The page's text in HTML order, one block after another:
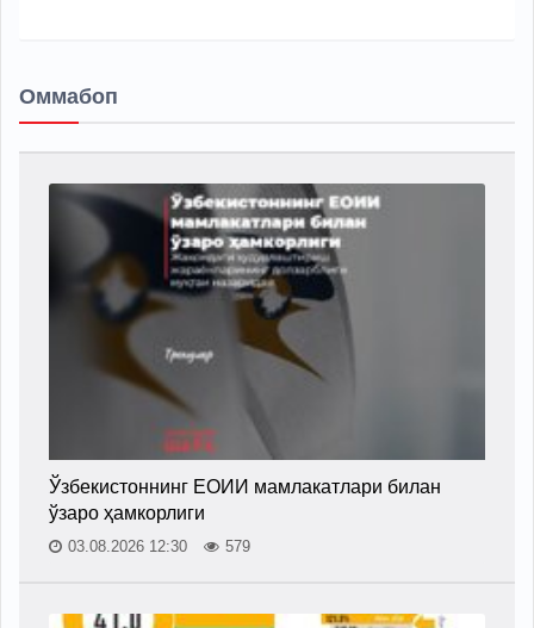
Оммабоп
Ўзбекистоннинг ЕОИИ мамлакатлари билан
ўзаро ҳамкорлиги
03.08.2026 12:30 579